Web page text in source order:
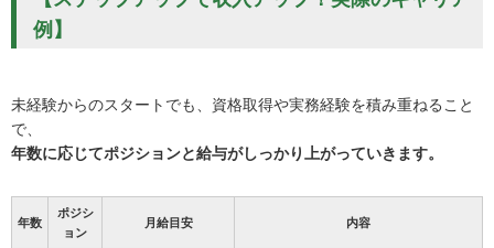
例】
未経験からのスタートでも、資格取得や実務経験を積み重ねること
で、
年数に応じてポジションと給与がしっかり上がっていきます。
年数
ポジシ
ョン
月給目安 内容